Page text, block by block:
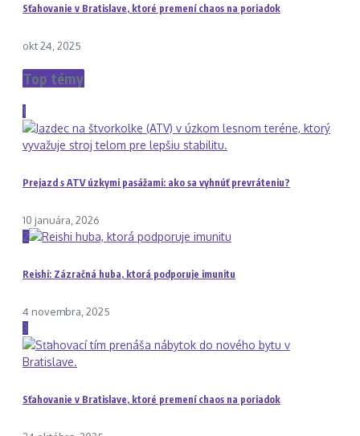
Sťahovanie v Bratislave, ktoré premení chaos na poriadok
okt 24, 2025
Top témy
1
Prejazd s ATV úzkymi pasážami: ako sa vyhnúť prevráteniu?
10 januára, 2026
2
Reishi: Zázračná huba, ktorá podporuje imunitu
4 novembra, 2025
3
Sťahovanie v Bratislave, ktoré premení chaos na poriadok